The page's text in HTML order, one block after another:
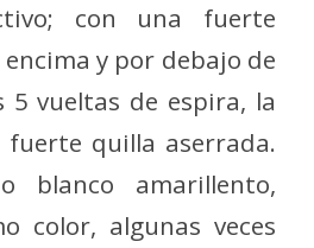
con una fuerte
y por debajo de
5 vueltas de espira, la
quilla aserrada.
blanco amarillento,
color, algunas veces